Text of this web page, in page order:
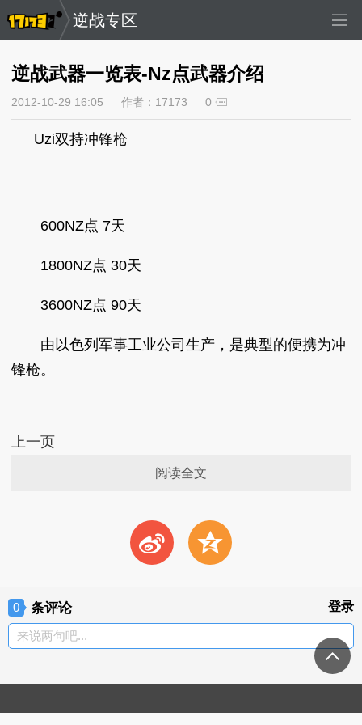
逆战专区
逆战武器一览表-Nz点武器介绍
2012-10-29 16:05 作者：17173 0
Uzi双持冲锋枪
600NZ点 7天
1800NZ点 30天
3600NZ点 90天
由以色列军事工业公司生产，是典型的便携为冲
锋枪。
上一页
阅读全文
t z
0 条评论 登录
来说两句吧...